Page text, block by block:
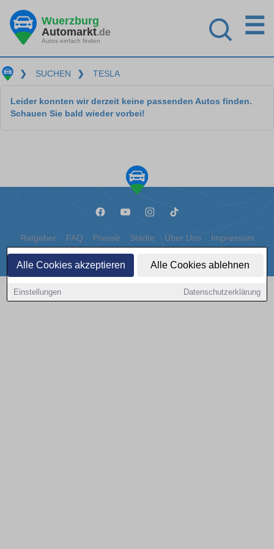
Alle Cookies akzeptieren Alle Cookies ablehnen
Einstellungen Datenschutzerklärung
Wuerzburg
Automarkt.de
Autos einfach finden
☰
❯ SUCHEN ❯ TESLA
Leider konnten wir derzeit keine passenden Autos finden.
Schauen Sie bald wieder vorbei!
Ratgeber FAQ Presse Städte Über Uns Impressum
Datenschutz Cookies
Copyright © 2000 - 2026 | 1A Infosysteme GmbH | Content by: 1a-sites-autos